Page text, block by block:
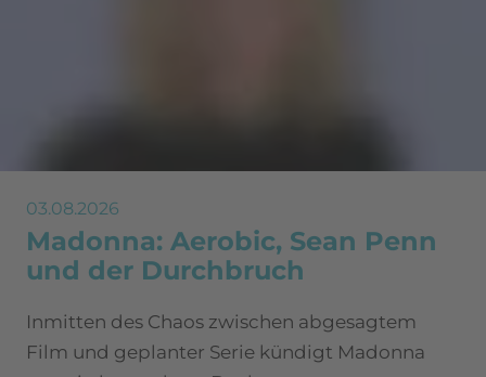
03.08.2026
Madonna: Aerobic, Sean Penn
und der Durchbruch
Inmitten des Chaos zwischen abgesagtem
Film und geplanter Serie kündigt Madonna